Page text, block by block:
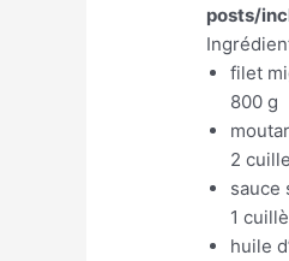
posts/
filet
800 g
2
sauce
1
huile